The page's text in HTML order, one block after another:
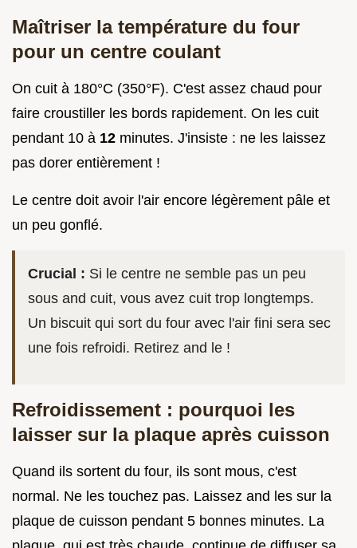
Maîtriser la température du four
pour un centre coulant
On cuit à 180°C (350°F). C'est assez chaud pour
faire croustiller les bords rapidement. On les cuit
pendant 10 à 12 minutes. J'insiste : ne les laissez
pas dorer entièrement !
Le centre doit avoir l'air encore légèrement pâle et
un peu gonflé.
Crucial : Si le centre ne semble pas un peu
sous and cuit, vous avez cuit trop longtemps.
Un biscuit qui sort du four avec l'air fini sera sec
une fois refroidi. Retirez and le !
Refroidissement : pourquoi les
laisser sur la plaque après cuisson
Quand ils sortent du four, ils sont mous, c'est
normal. Ne les touchez pas. Laissez and les sur la
plaque de cuisson pendant 5 bonnes minutes. La